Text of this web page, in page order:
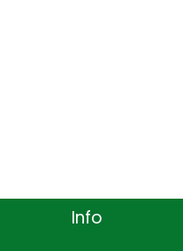
Info